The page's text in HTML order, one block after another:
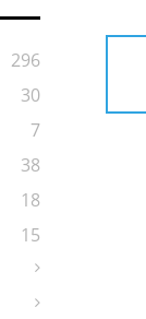
296
30
7
38
18
15